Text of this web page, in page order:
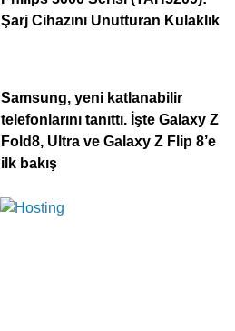
Şarj Cihazını Unutturan Kulaklık
Samsung, yeni katlanabilir
telefonlarını tanıttı. İşte Galaxy Z
Fold8, Ultra ve Galaxy Z Flip 8’e
ilk bakış